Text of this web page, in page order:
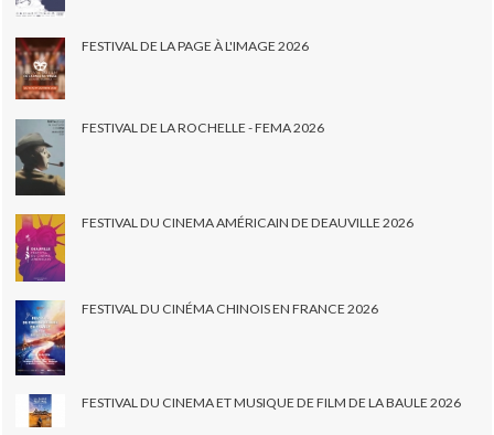
FESTIVAL DE LA PAGE À L'IMAGE 2026
FESTIVAL DE LA ROCHELLE - FEMA 2026
FESTIVAL DU CINEMA AMÉRICAIN DE DEAUVILLE 2026
FESTIVAL DU CINÉMA CHINOIS EN FRANCE 2026
FESTIVAL DU CINEMA ET MUSIQUE DE FILM DE LA BAULE 2026